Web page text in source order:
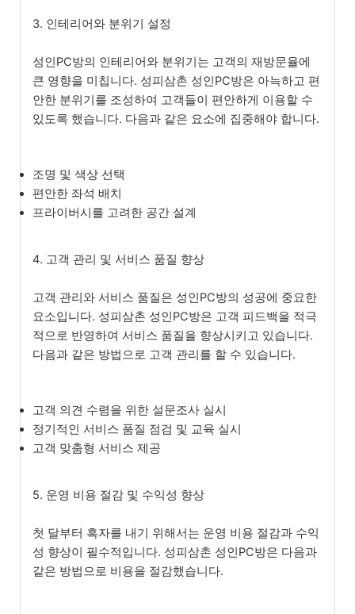
3. 인테리어와 분위기 설정
성인PC방의 인테리어와 분위기는 고객의 재방문율에
큰 영향을 미칩니다. 성피삼촌 성인PC방은 아늑하고 편
안한 분위기를 조성하여 고객들이 편안하게 이용할 수
있도록 했습니다. 다음과 같은 요소에 집중해야 합니다.
조명 및 색상 선택
편안한 좌석 배치
프라이버시를 고려한 공간 설계
4. 고객 관리 및 서비스 품질 향상
고객 관리와 서비스 품질은 성인PC방의 성공에 중요한
요소입니다. 성피삼촌 성인PC방은 고객 피드백을 적극
적으로 반영하여 서비스 품질을 향상시키고 있습니다.
다음과 같은 방법으로 고객 관리를 할 수 있습니다.
고객 의견 수렴을 위한 설문조사 실시
정기적인 서비스 품질 점검 및 교육 실시
고객 맞춤형 서비스 제공
5. 운영 비용 절감 및 수익성 향상
첫 달부터 흑자를 내기 위해서는 운영 비용 절감과 수익
성 향상이 필수적입니다. 성피삼촌 성인PC방은 다음과
같은 방법으로 비용을 절감했습니다.